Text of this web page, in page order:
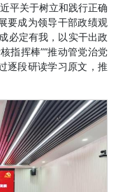
平关于树立和践行正确
要成为领导干部政绩观
必定有我，以实干出政
指挥棒”“推动管党治党
逐段研读学习原文，推